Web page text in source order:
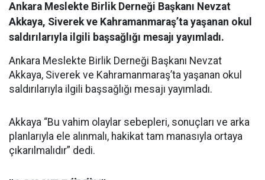
Ankara Meslekte Birlik Derneği Başkanı Nevzat
Akkaya, Siverek ve Kahramanmaraş’ta yaşanan okul
saldırılarıyla ilgili başsağlığı mesajı yayımladı.
Ankara Meslekte Birlik Derneği Başkanı Nevzat
Akkaya, Siverek ve Kahramanmaraş’ta yaşanan okul
saldırılarıyla ilgili başsağlığı mesajı yayımladı.
Akkaya “Bu vahim olaylar sebepleri, sonuçları ve arka
planlarıyla ele alınmalı, hakikat tam manasıyla ortaya
çıkarılmalıdır” dedi.